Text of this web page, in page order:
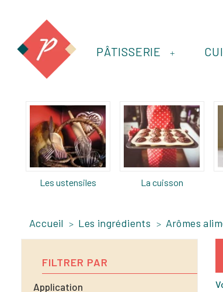
+
PÂTISSERIE
Les ustensiles La cuisson
Accueil Les ingrédients Arômes
FILTRER PAR
Application